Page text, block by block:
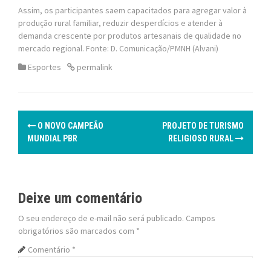
Assim, os participantes saem capacitados para agregar valor à
produção rural familiar, reduzir desperdícios e atender à
demanda crescente por produtos artesanais de qualidade no
mercado regional. Fonte: D. Comunicação/PMNH (Alvani)
Esportes
permalink
P
t
n
a
O NOVO CAMPEÃO
MUNDIAL PBR
PROJETO DE TURISMO
RELIGIOSO RURAL
Deixe um comentário
O seu endereço de e-mail não será publicado. Campos
obrigatórios são marcados com *
Comentário *